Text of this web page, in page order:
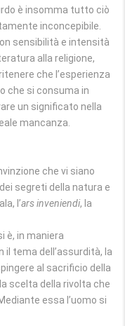
è insomma tutto ciò
inconcepibile.
sensibilità e intensità
alla religione,
che l’esperienza
che si consuma in
un significato nella
mancanza.
che vi siano
segreti della natura e
l’ars inveniendi, la
è, in maniera
tema dell’assurdità, la
al sacrificio della
scelta della rivolta che
essa l’uomo si